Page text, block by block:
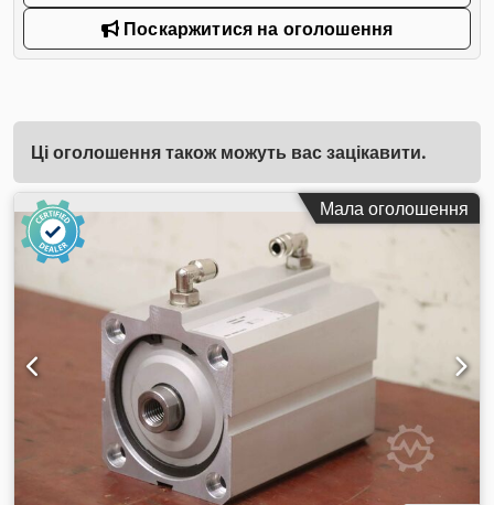
Поскаржитися на оголошення
Ці оголошення також можуть вас зацікавити.
Мала оголошення